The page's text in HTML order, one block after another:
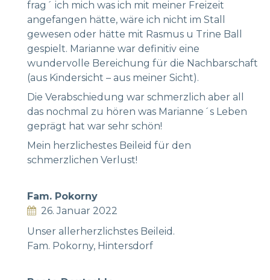
frag´ ich mich was ich mit meiner Freizeit
angefangen hätte, wäre ich nicht im Stall
gewesen oder hätte mit Rasmus u Trine Ball
gespielt. Marianne war definitiv eine
wundervolle Bereichung für die Nachbarschaft
(aus Kindersicht – aus meiner Sicht).
Die Verabschiedung war schmerzlich aber all
das nochmal zu hören was Marianne´s Leben
geprägt hat war sehr schön!
Mein herzlichestes Beileid für den
schmerzlichen Verlust!
Fam. Pokorny
26. Januar 2022
Unser allerherzlichstes Beileid.
Fam. Pokorny, Hintersdorf